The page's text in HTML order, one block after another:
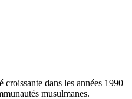
dans les années 1990
musulmanes.